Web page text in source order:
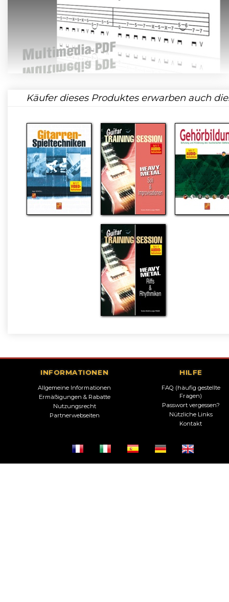
Käufer dieses Produktes erwarben auch
INFORMATIONEN
Allgemeine Informationen
Ermäßigungen & Rabatte
Nutzungsrecht
Partnerwebseiten
HILFE
FAQ (häufig gestellte
Fragen)
Passwort vergessen?
Nützliche Links
Kontakt